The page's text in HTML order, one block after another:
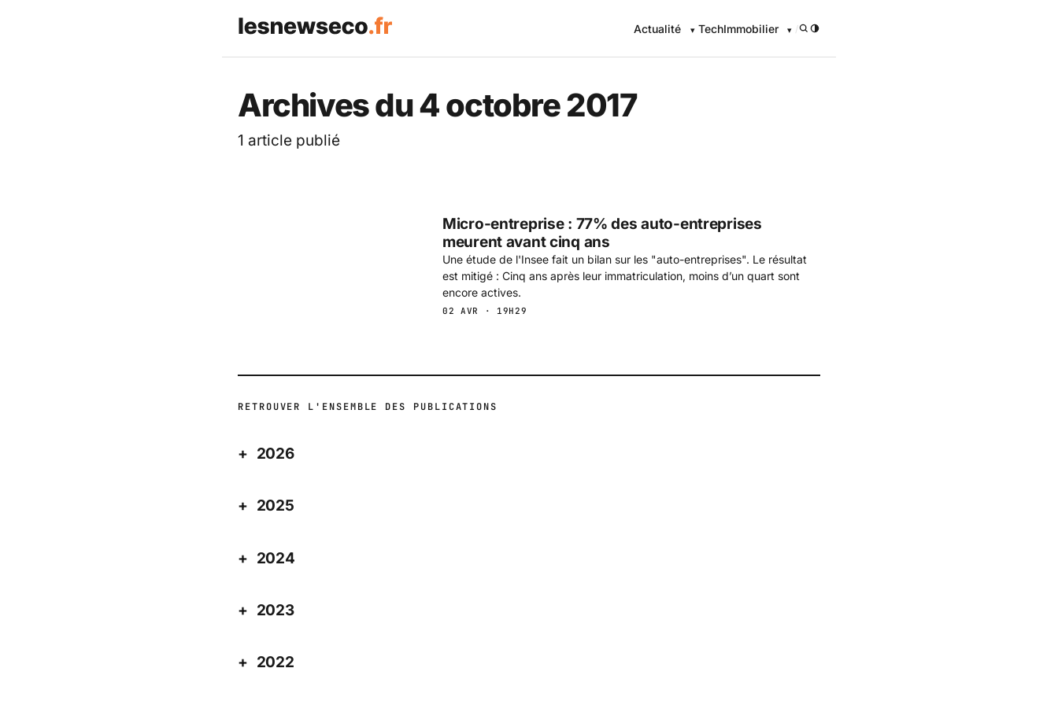
Les News Eco .fr — L'information économique
Actualité TechImmobilier /
Archives du 4 octobre 2017
1 article publié
Micro-entreprise : 77% des auto-entreprises
meurent avant cinq ans
Une étude de l'Insee fait un bilan sur les "auto-entreprises". Le résultat
est mitigé : Cinq ans après leur immatriculation, moins d’un quart sont
encore actives.
02 AVR · 19H29
RETROUVER L'ENSEMBLE DES PUBLICATIONS
2026
2025
2024
2023
2022